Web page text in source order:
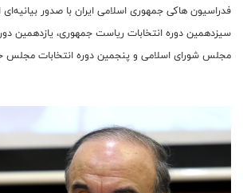
فدراسیون ها‌کی جمهوری اسلامی ایران با صدور
سیزدهمین دوره انتخابات ریاست جمهوری، یازدهمین
مجلس شورای اسلامی و پنجمین دوره انتخابات مجلس